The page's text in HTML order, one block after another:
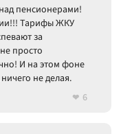
пенсионерами!
Тарифы ЖКУ
за
просто
И на этом фоне
не делая.
6